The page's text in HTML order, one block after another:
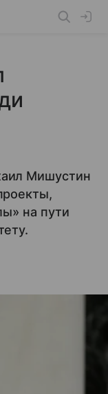
Мишустин
на пути